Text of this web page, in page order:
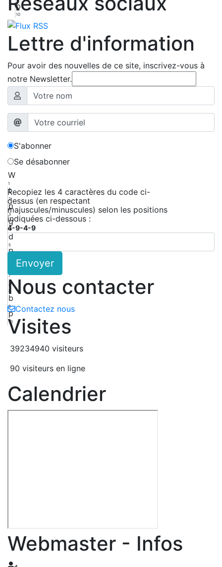
p
10
Lettre d'information
Pour avoir des nouvelles de ce site, inscrivez-vous à
notre Newsletter.
S'abonner
Se désabonner
W
1
t
2
p
3
g
4
d
5
B
7
A
8
b
9
p
10
Recopiez les 4 caractères du code ci-
dessus (en respectant
majuscules/minuscules) selon les positions
indiquées ci-dessous :
4-9-4-9
Envoyer
Nous contacter
Contactez nous
Visites
39234940 visiteurs
90 visiteurs en ligne
Calendrier
Webmaster - Infos